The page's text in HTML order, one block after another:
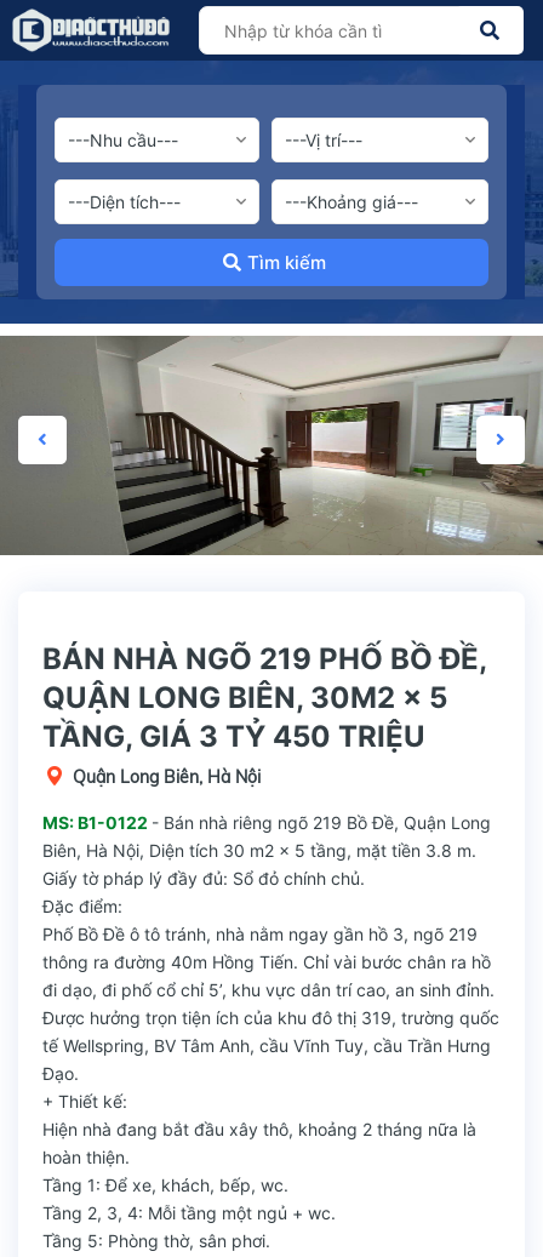
Tìm kiếm
BÁN NHÀ NGÕ 219 PHỐ BỒ ĐỀ,
QUẬN LONG BIÊN, 30M2 x 5
TẦNG, GIÁ 3 TỶ 450 TRIỆU
Quận Long Biên, Hà Nội
MS: B1-0122 - Bán nhà riêng ngõ 219 Bồ Đề, Quận Long
Biên, Hà Nội, Diện tích 30 m2 x 5 tầng, mặt tiền 3.8 m.
Giấy tờ pháp lý đầy đủ: Sổ đỏ chính chủ.
Đặc điểm:
Phố Bồ Đề ô tô tránh, nhà nằm ngay gần hồ 3, ngõ 219
thông ra đường 40m Hồng Tiến. Chỉ vài bước chân ra hồ
đi dạo, đi phố cổ chỉ 5’, khu vực dân trí cao, an sinh đỉnh.
Được hưởng trọn tiện ích của khu đô thị 319, trường quốc
tế Wellspring, BV Tâm Anh, cầu Vĩnh Tuy, cầu Trần Hưng
Đạo.
+ Thiết kế:
Hiện nhà đang bắt đầu xây thô, khoảng 2 tháng nữa là
hoàn thiện.
Tầng 1: Để xe, khách, bếp, wc.
Tầng 2, 3, 4: Mỗi tầng một ngủ + wc.
Tầng 5: Phòng thờ, sân phơi.